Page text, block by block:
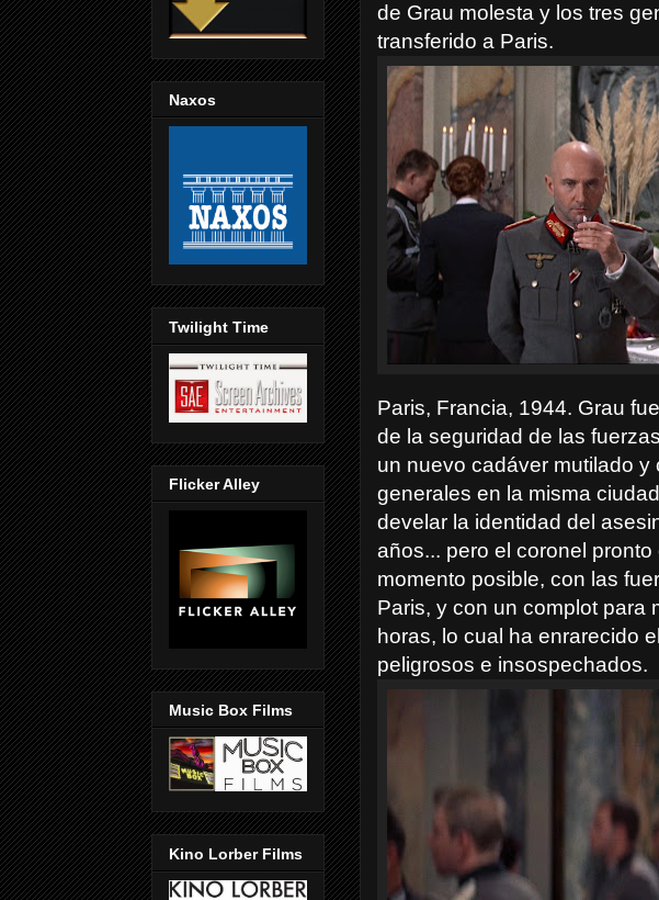
de Grau molesta y los tres
transferido a Paris.
Paris, Francia, 1944. Grau
de la seguridad de las
un nuevo cadáver mutilado
generales en la misma
develar la identidad del
años... pero el coronel
momento posible, con las
Paris, y con un complot para
horas, lo cual ha enrarecido
peligrosos e insospechados.
Naxos
Twilight Time
Flicker Alley
Music Box Films
Kino Lorber Films